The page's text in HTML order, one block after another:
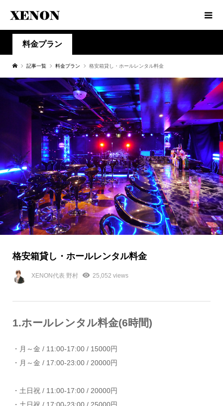
料金プラン
記事一覧 料金プラン 格安箱貸し・ホールレンタル料金
格安箱貸し・ホールレンタル料金
XENON代表 野村 25,052 views
1.ホールレンタル料金(6時間)
・月～金 / 11:00-17:00 / 15000円
・月～金 / 17:00-23:00 / 20000円
・土日祝 / 11:00-17:00 / 20000円